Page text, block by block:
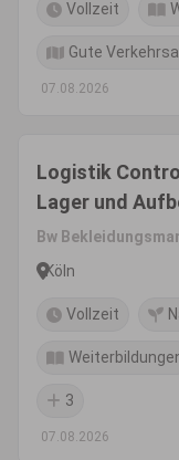
Vollzeit
Gute
07.08.2026
Logistik
Lager und
Bw
Köln
Vollzeit
3
07.08.2026